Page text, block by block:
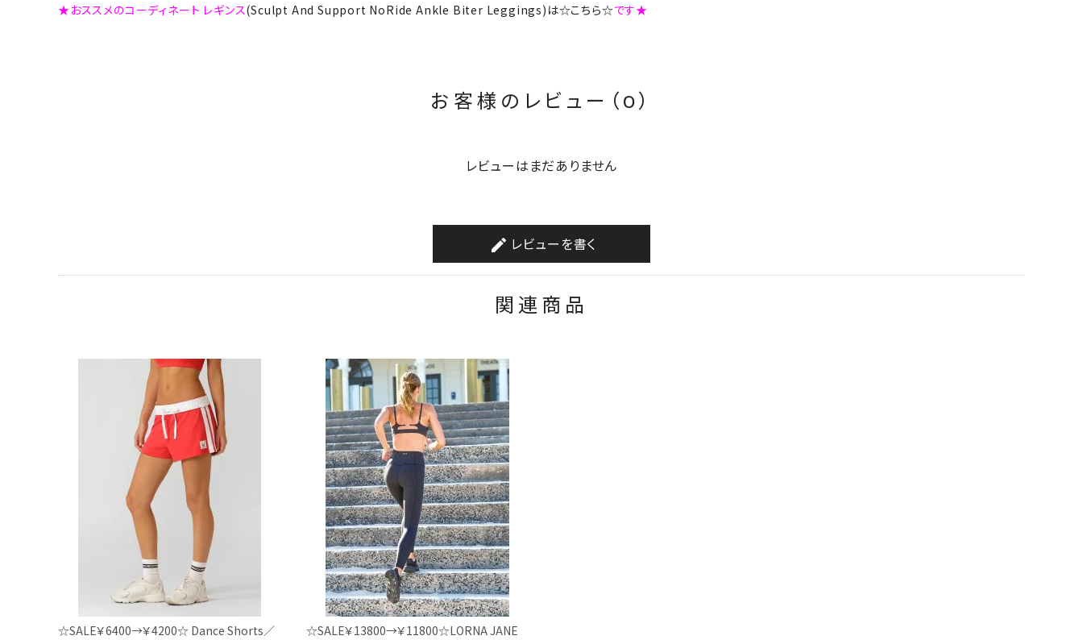
★おススメのコーディネート レギンス(Sculpt And Support NoRide Ankle Biter Leggings)は☆こちら☆です★
お客様のレビュー（0）
レビューはまだありません
create レビューを書く
関連商品
☆SALE￥6400→￥4200☆ Dance Shorts／
☆SALE￥13800→￥11800☆LORNA JANE